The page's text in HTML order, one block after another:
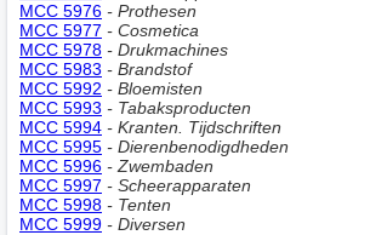
MCC 5976 - Prothesen
MCC 5977 - Cosmetica
MCC 5978 - Drukmachines
MCC 5983 - Brandstof
MCC 5992 - Bloemisten
MCC 5993 - Tabaksproducten
MCC 5994 - Kranten. Tijdschriften
MCC 5995 - Dierenbenodigdheden
MCC 5996 - Zwembaden
MCC 5997 - Scheerapparaten
MCC 5998 - Tenten
MCC 5999 - Diversen